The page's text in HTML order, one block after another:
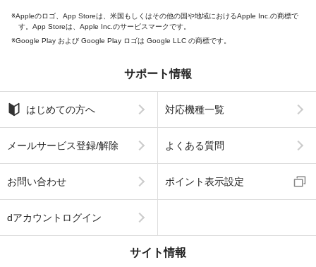
Appleのロゴ、App Storeは、米国もしくはその他の国や地域におけるApple Inc.の商標で
す。App Storeは、Apple Inc.のサービスマークです。
Google Play および Google Play ロゴは Google LLC の商標です。
サポート情報
はじめての方へ 対応機種一覧
メールサービス登録/解除 よくある質問
お問い合わせ ポイント表示設定
dアカウントログイン
サイト情報